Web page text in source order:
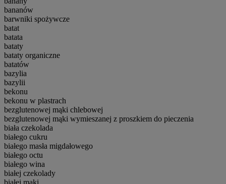
bananów
barwniki spożywcze
batat
batata
bataty
bataty organiczne
batatów
bazylia
bazylii
bekonu
bekonu w plastrach
bezglutenowej mąki chlebowej
bezglutenowej mąki wymieszanej z proszkiem do pieczenia
biała czekolada
białego cukru
białego masła migdałowego
białego octu
białego wina
białej czekolady
białej mąki